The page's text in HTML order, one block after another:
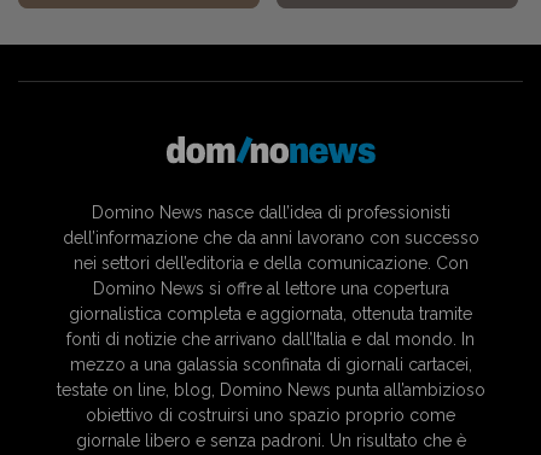
Domino News nasce dall’idea di professionisti
dell’informazione che da anni lavorano con successo
nei settori dell’editoria e della comunicazione. Con
Domino News si offre al lettore una copertura
giornalistica completa e aggiornata, ottenuta tramite
fonti di notizie che arrivano dall’Italia e dal mondo. In
mezzo a una galassia sconfinata di giornali cartacei,
testate on line, blog, Domino News punta all’ambizioso
obiettivo di costruirsi uno spazio proprio come
giornale libero e senza padroni. Un risultato che è